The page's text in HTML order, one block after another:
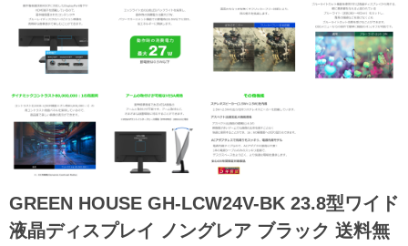
GREEN HOUSE GH-LCW24V-BK 23.8型ワイド
液晶ディスプレイ ノングレア ブラック 送料無